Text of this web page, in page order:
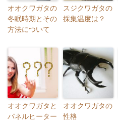
オオクワガタの
冬眠時期とその
方法について
スジクワガタの
採集温度は？
オオクワガタと
パネルヒーター
オオクワガタの
性格